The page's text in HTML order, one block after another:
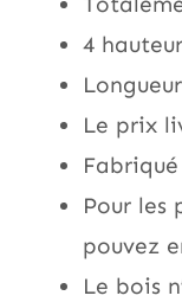
4
Le prix
Pour les
pouvez
Le bois